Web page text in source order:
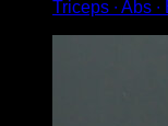
Triceps ∙ Abs